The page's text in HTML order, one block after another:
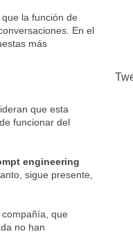
la función de
En el
más
que esta
funcionar del
engineering
sigue presente,
que
no han